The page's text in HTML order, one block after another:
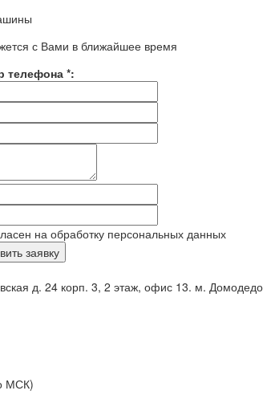
с Вами в ближайшее время
телефона *:
на обработку персональных данных
д. 24 корп. 3, 2 этаж, офис 13. м.
МСК)